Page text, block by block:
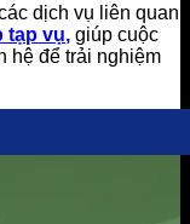
dịch vụ liên quan
tạp vụ, giúp cuộc
hệ để trải nghiệm